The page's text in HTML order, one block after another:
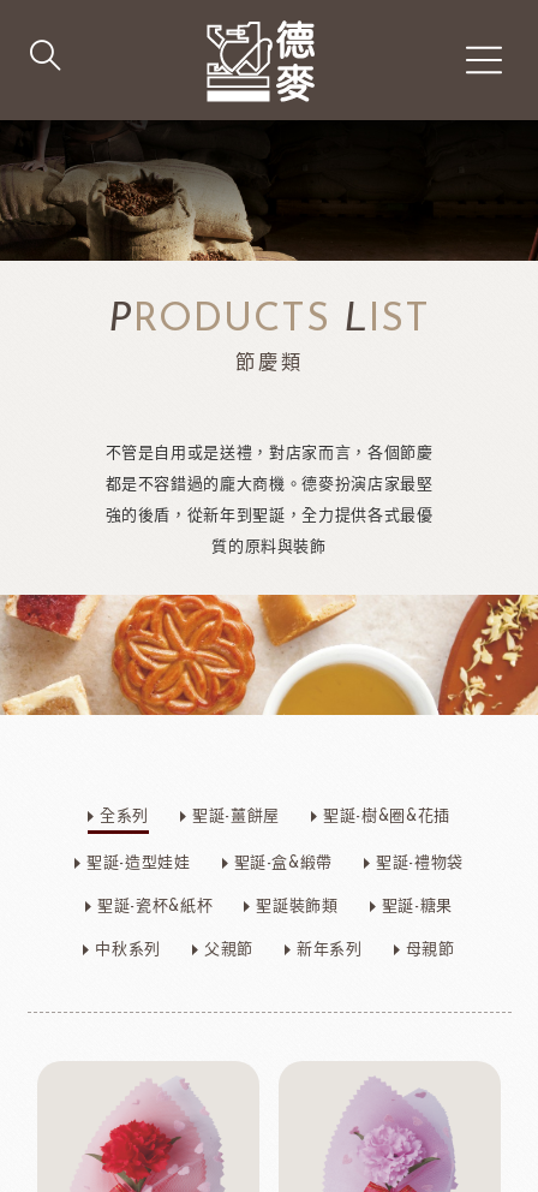
PRODUCTS LIST
節慶類
不管是自用或是送禮，對店家而言，各個節慶
都是不容錯過的龐大商機。德麥扮演店家最堅
強的後盾，從新年到聖誕，全力提供各式最優
質的原料與裝飾
全系列 聖誕-薑餅屋 聖誕-樹&圈&花插
聖誕-造型娃娃 聖誕-盒&緞帶 聖誕-禮物袋
聖誕-瓷杯&紙杯 聖誕裝飾類 聖誕-糖果
中秋系列 父親節 新年系列 母親節